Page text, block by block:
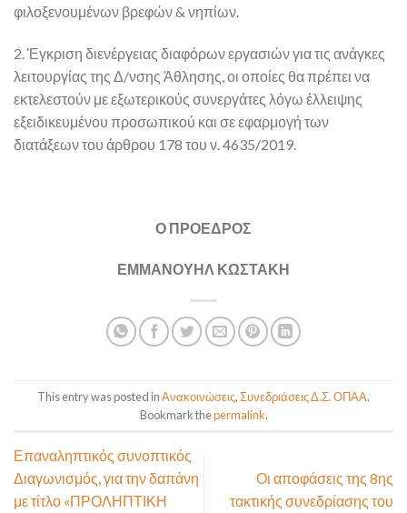
φιλοξενουμένων βρεφών & νηπίων.
2. Έγκριση διενέργειας διαφόρων εργασιών για τις ανάγκες
λειτουργίας της Δ/νσης Άθλησης, οι οποίες θα πρέπει να
εκτελεστούν με εξωτερικούς συνεργάτες λόγω έλλειψης
εξειδικευμένου προσωπικού και σε εφαρμογή των
διατάξεων του άρθρου 178 του ν. 4635/2019.
Ο ΠΡΟΕΔΡΟΣ
ΕΜΜΑΝΟΥΗΛ ΚΩΣΤΑΚΗ
This entry was posted inΑνακοινώσεις,Συνεδριάσεις Δ.Σ. ΟΠΑΑ.
Bookmark thepermalink.
Επαναληπτικός συνοπτικός
Διαγωνισμός, για την δαπάνη
με τίτλο «ΠΡΟΛΗΠΤΙΚΗ
Οι αποφάσεις της 8ης
τακτικής συνεδρίασης του